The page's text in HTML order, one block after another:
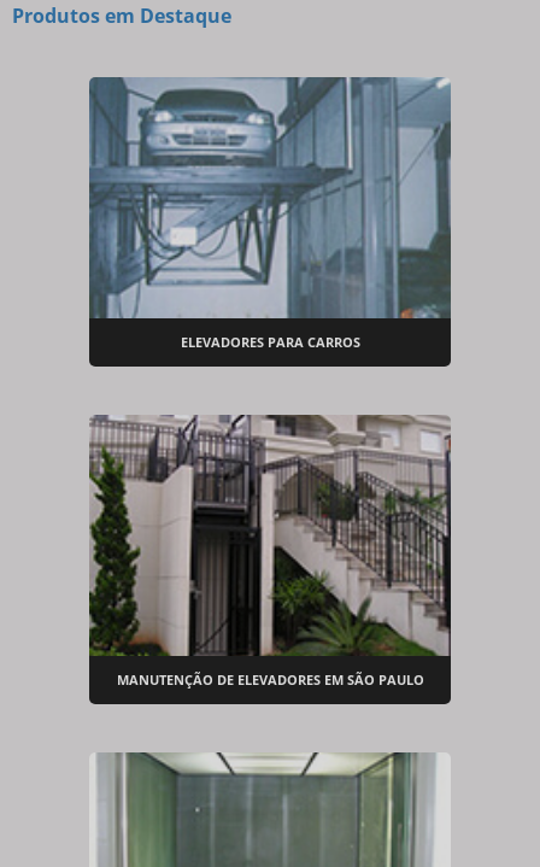
Produtos em Destaque
ELEVADORES PARA CARROS
MANUTENÇÃO DE ELEVADORES EM SÃO PAULO